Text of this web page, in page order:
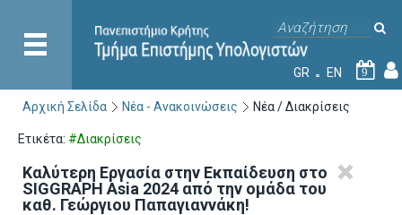
GR EN 9
Αρχική Σελίδα Νέα - Ανακοινώσεις Νέα / Διακρίσεις
Ετικέτα: #Διακρίσεις
Καλύτερη Εργασία στην Εκπαίδευση στο
SIGGRAPH Asia 2024 από την ομάδα του
καθ. Γεώργιου Παπαγιαννάκη!